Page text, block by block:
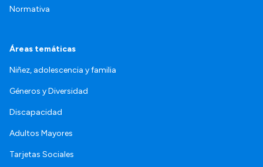
Normativa
Áreas temáticas
Niñez, adolescencia y familia
Géneros y Diversidad
Discapacidad
Adultos Mayores
Tarjetas Sociales